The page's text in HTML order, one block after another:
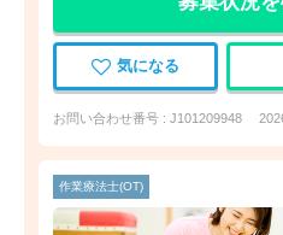
気になる
お問い合わせ番号 : J101209948
作業療法士(OT)